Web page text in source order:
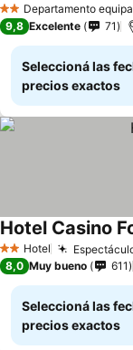
2 EstrellasDepartamento
9,8 Excelente 71
Seleccioná las
precios exactos
2 Estrellas
Hotel
Hotel Casino
8,0 Muy bueno 611
Seleccioná las
precios exactos